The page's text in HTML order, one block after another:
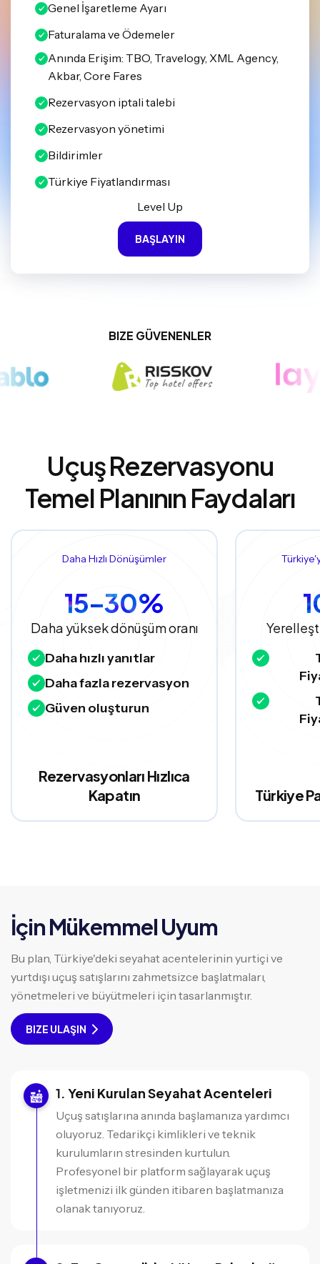
Genel İşaretleme Ayarı
Faturalama ve Ödemeler
Anında Erişim: TBO, Travelogy, XML Agency,
Akbar, Core Fares
Rezervasyon iptali talebi
Rezervasyon yönetimi
Bildirimler
Türkiye Fiyatlandırması
Level Up
BAŞLAYIN
BIZE GÜVENENLER
Uçuş Rezervasyonu
Temel Planının Faydaları
Daha Hızlı Dönüşümler
15–30%
Daha yüksek dönüşüm oranı
Daha hızlı yanıtlar
Daha fazla rezervasyon
Güven oluşturun
Rezervasyonları Hızlıca
Kapatın
Türkiye
İçin Mükemmel Uyum
Bu plan, Türkiye'deki seyahat acentelerinin yurtiçi ve
yurtdışı uçuş satışlarını zahmetsizce başlatmaları,
yönetmeleri ve büyütmeleri için tasarlanmıştır.
BIZE ULAŞIN
Yeni Kurulan Seyahat Acenteleri
Uçuş satışlarına anında başlamanıza yardımcı
oluyoruz. Tedarikçi kimlikleri ve teknik
kurulumların stresinden kurtulun.
Profesyonel bir platform sağlayarak uçuş
işletmenizi ilk günden itibaren başlatmanıza
olanak tanıyoruz.